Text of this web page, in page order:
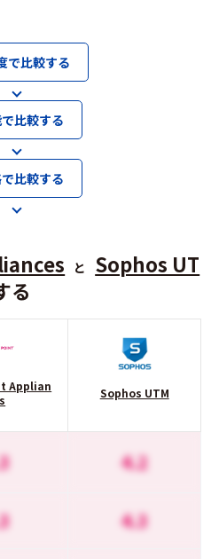
で比較する
比較する
比較する
と
Sophos UT
る
Applian
Sophos UTM
4.2
4.3